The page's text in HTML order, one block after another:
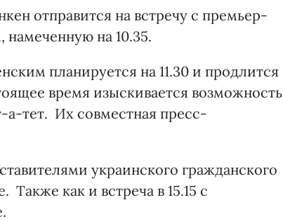
отправится на встречу с премьер-
на 10.35.
планируется на 11.30 и продлится
время изыскивается возможность
а-тет. Их совместная пресс-
украинского гражданского
как и встреча в 15.15 с